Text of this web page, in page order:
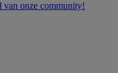
van onze community!